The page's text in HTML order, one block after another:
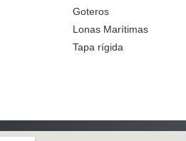
Goteros
Lonas Marítimas
Tapa rígida